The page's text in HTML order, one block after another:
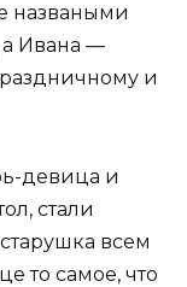
назваными
а Ивана —
и
девица и
стали
всем
то самое, что